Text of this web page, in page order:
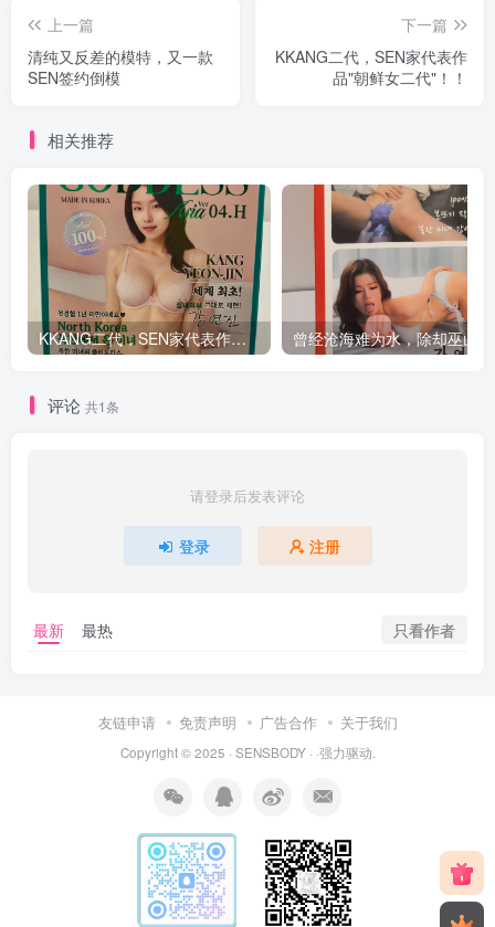
上一篇
清纯又反差的模特，又一款
SEN签约倒模
下一篇
KKANG二代，SEN家代表作
品"朝鲜女二代"！！
相关推荐
KKANG二代，SEN家代表作品”朝鲜女二代”！！
评论 共1条
请登录后发表评论
登录 注册
最新 最热 只看作者
友链申请 免责声明 广告合作 关于我们
Copyright © 2025 · SENSBODY· ·强力驱动.